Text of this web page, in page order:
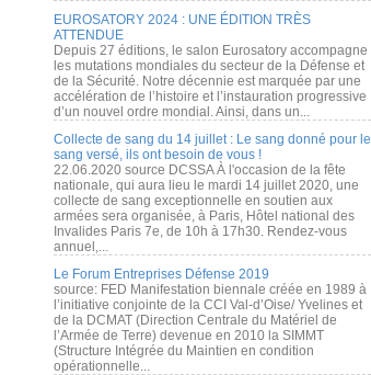
EUROSATORY 2024 : UNE ÉDITION TRÈS
ATTENDUE
Depuis 27 éditions, le salon Eurosatory accompagne
les mutations mondiales du secteur de la Défense et
de la Sécurité. Notre décennie est marquée par une
accélération de l’histoire et l’instauration progressive
d’un nouvel ordre mondial. Ainsi, dans un...
Collecte de sang du 14 juillet : Le sang donné pour le
sang versé, ils ont besoin de vous !
22.06.2020 source DCSSA À l'occasion de la fête
nationale, qui aura lieu le mardi 14 juillet 2020, une
collecte de sang exceptionnelle en soutien aux
armées sera organisée, à Paris, Hôtel national des
Invalides Paris 7e, de 10h à 17h30. Rendez-vous
annuel,...
Le Forum Entreprises Défense 2019
source: FED Manifestation biennale créée en 1989 à
l’initiative conjointe de la CCI Val-d’Oise/ Yvelines et
de la DCMAT (Direction Centrale du Matériel de
l’Armée de Terre) devenue en 2010 la SIMMT
(Structure Intégrée du Maintien en condition
opérationnelle...